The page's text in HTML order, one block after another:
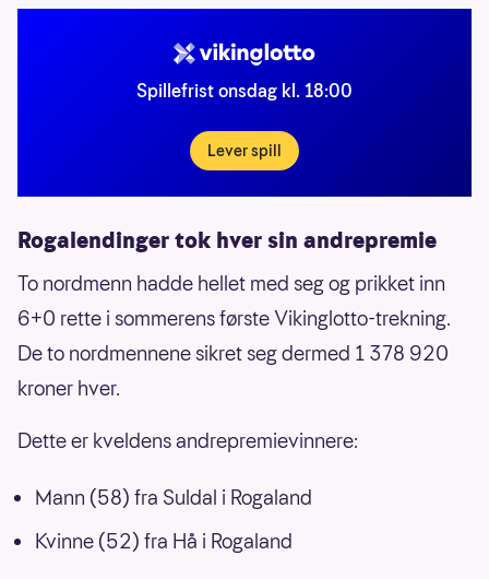
Spillefrist onsdag kl. 18:00
Lever spill
Rogalendinger tok hver sin andrepremie
To nordmenn hadde hellet med seg og prikket inn
6+0 rette i sommerens første Vikinglotto-trekning.
De to nordmennene sikret seg dermed 1 378 920
kroner hver.
Dette er kveldens andrepremievinnere:
Mann (58) fra Suldal i Rogaland
Kvinne (52) fra Hå i Rogaland